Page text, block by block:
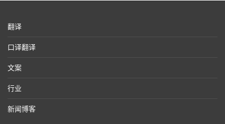
翻译
口译翻译
文案
行业
新闻博客